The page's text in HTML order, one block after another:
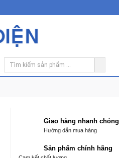
Giao hàng nhanh chóng
Hướng dẫn mua hàng
Sản phẩm chính hãng